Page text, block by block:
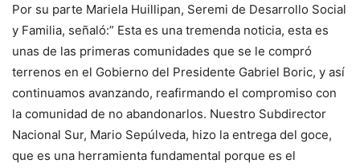
Por su parte Mariela Huillipan, Seremi de Desarrollo Social
y Familia, señaló:” Esta es una tremenda noticia, esta es
unas de las primeras comunidades que se le compró
terrenos en el Gobierno del Presidente Gabriel Boric, y así
continuamos avanzando, reafirmando el compromiso con
la comunidad de no abandonarlos. Nuestro Subdirector
Nacional Sur, Mario Sepúlveda, hizo la entrega del goce,
que es una herramienta fundamental porque es el